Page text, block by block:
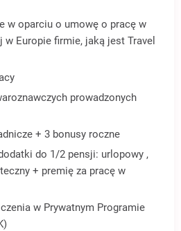
w oparciu o umowę o pracę w
w Europie firmie, jaką jest Travel
prowadzonych
+ 3 bonusy roczne
do 1/2 pensji: urlopowy ,
+ premię za pracę w
w Prywatnym Programie